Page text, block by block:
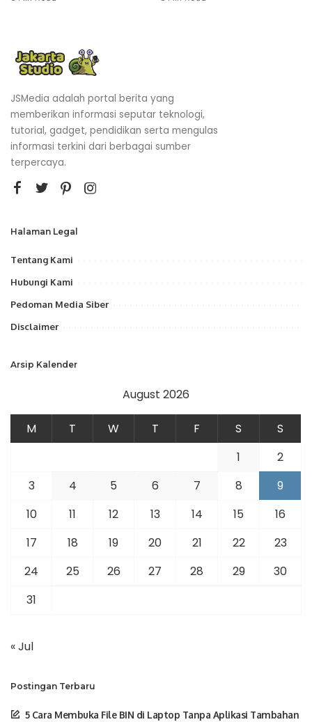
JSMedia adalah portal berita yang
memberikan informasi seputar teknologi,
tutorial, gadget, pendidikan serta mengulas
informasi terkini dari berbagai sumber
terpercaya.
Halaman Legal
Tentang Kami
Hubungi Kami
Pedoman Media Siber
Disclaimer
Arsip Kalender
August 2026
M T W T F S
S
1
2
3
4 5 6 7 8
9
10
11 12 13 14 15
16
17
18 19 20 21 22
23
24
25 26 27 28 29
30
31
« Jul
Postingan Terbaru
5 Cara Membuka File BIN di Laptop Tanpa Aplikasi Tambahan